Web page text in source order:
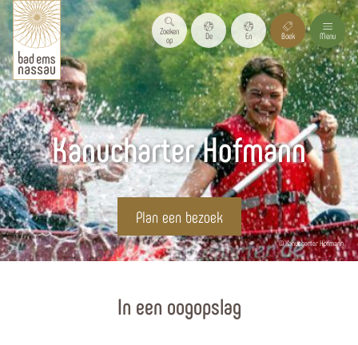
Zoeken
op
De En Boek Menu
© Kanucharter Hofmann
Kanucharter Hofmann
Plan een bezoek
In een oogopslag